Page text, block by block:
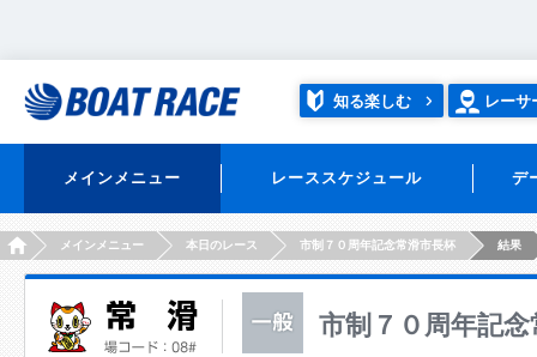
知る楽しむ レーサ
メインメニュー レーススケジュール デ
HOMEメインメニュー 本日のレース 市制７０周年記念常滑市長杯 結果
市制７０周年記